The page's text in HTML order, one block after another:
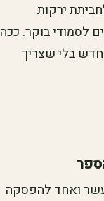
ירקות
לסמודי בוקר. ככה
חדש בלי שצריך
ואחד להפסקה